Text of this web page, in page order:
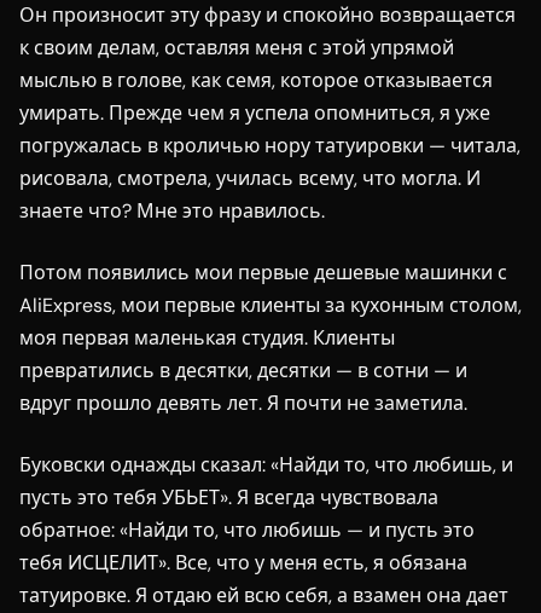
Он произносит эту фразу и спокойно возвращается
к своим делам, оставляя меня с этой упрямой
мыслью в голове, как семя, которое отказывается
умирать. Прежде чем я успела опомниться, я уже
погружалась в кроличью нору татуировки — читала,
рисовала, смотрела, училась всему, что могла. И
знаете что? Мне это нравилось.
Потом появились мои первые дешевые машинки с
AliExpress, мои первые клиенты за кухонным столом,
моя первая маленькая студия. Клиенты
превратились в десятки, десятки — в сотни — и
вдруг прошло девять лет. Я почти не заметила.
Буковски однажды сказал: «Найди то, что любишь, и
пусть это тебя УБЬЕТ». Я всегда чувствовала
обратное: «Найди то, что любишь — и пусть это
тебя ИСЦЕЛИТ». Все, что у меня есть, я обязана
татуировке. Я отдаю ей всю себя, а взамен она дает